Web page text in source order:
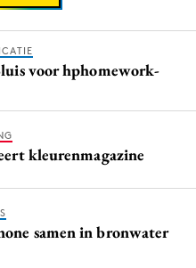
voor hphomework-
kleurenmagazine
samen in bronwater